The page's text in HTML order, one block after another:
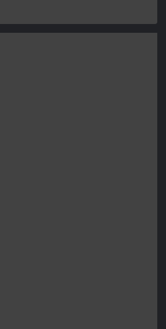
PRESENTATION, SOUND
EVENT บริการทำเพลงประกอบงาน
อัตราค่าบริการ 500บาท/ชม